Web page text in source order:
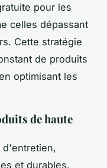
pour les
celles dépassant
Cette stratégie
de produits
optimisant les
de haute
d'entretien,
et durables.